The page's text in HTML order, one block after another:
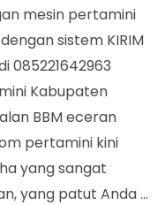
mesin pertamini
sistem KIRIM
085221642963
Kabupaten
BBM eceran
pertamini kini
yang sangat
yang patut Anda …